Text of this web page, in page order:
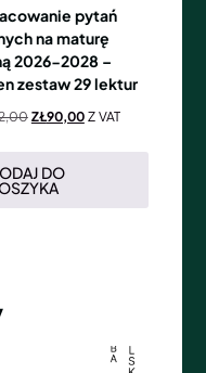
pytań
na maturę
2026-2028 –
zestaw 29 lektur
ZŁ90,00 Z VAT
DO